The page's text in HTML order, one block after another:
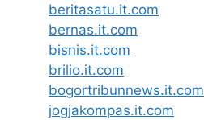
beritasatu.it.com
bernas.it.com
bisnis.it.com
brilio.it.com
bogortribunnews.it.com
jogjakompas.it.com